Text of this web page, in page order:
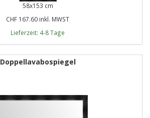
58x153 cm
CHF 167.60 inkl. MWST
Lieferzeit: 4-8 Tage
Doppellavabospiegel